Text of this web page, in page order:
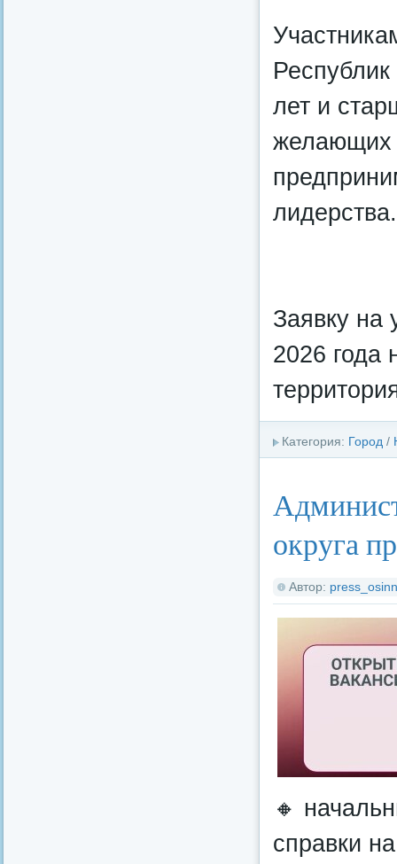
лет и
желающих
лидерства.
Заявку на
2026
Категория: Город /
округа
Автор:
🔸
справки